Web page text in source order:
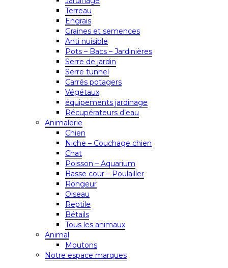
Terreau
Engrais
Graines et semences
Anti nuisible
Pots – Bacs – Jardinières
Serre de jardin
Serre tunnel
Carrés potagers
Végétaux
équipements jardinage
Récupérateurs d’eau
Animalerie
Chien
Niche – Couchage chien
Chat
Poisson – Aquarium
Basse cour – Poulailler
Rongeur
Oiseau
Reptile
Bétails
Tous les animaux
Animal
Moutons
Notre espace marques